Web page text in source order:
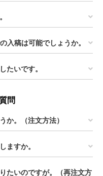
稿は可能でしょうか。
たいです。
問
か。（注文方法）
ますか。
たいのですが。（再注文方